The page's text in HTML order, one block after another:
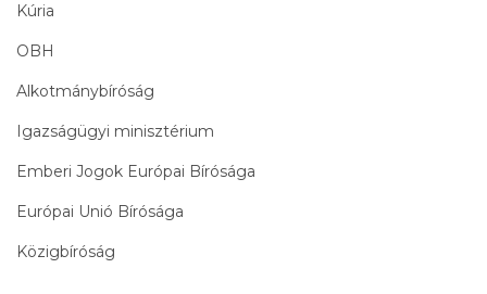
Kúria
OBH
Alkotmánybíróság
Igazságügyi minisztérium
Emberi Jogok Európai Bírósága
Európai Unió Bírósága
Közigbíróság